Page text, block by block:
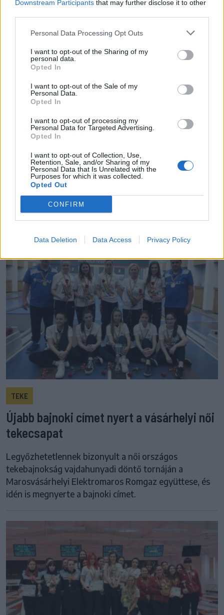
Downstream Participants that may further disclose it to other
Personal Data Processing Opt Outs
I want to opt-out of the Sharing of my
personal data.
Opted In
I want to opt-out of the Sale of my
Personal Data.
Opted In
I want to opt-out of processing my
Personal Data for Targeted Advertising.
Opted In
I want to opt-out of Collection, Use,
Retention, Sale, and/or Sharing of my
Personal Data that Is Unrelated with the
Purposes for which it was collected.
Opted Out
CONFIRM
Data Deletion Data Access Privacy Policy
Világbajnoki aranyat és ezüstöt nyertek a
vásárhelyi tekézők
Kiemelkedő eredményeket ért el a Marosvásárhelyi
Városi Sportklub két sportolója, Fazakas Róbert és
Kádár Nóra a horvátországi Varasdon megrendezett
U18-as korosztályú teke-világbajnokságon.
TEKE
Újabb bajnoki címet nyert a vásárhelyi női
tekecsapat
Legyőzhetetlennek bizonyult a női országos
tekebajnokság vajdahunyadi döntő tornáján a
Marosvásárhelyi Elektromaros Romgaz együttese, és
idén is megnyerte a bajnoki címet.